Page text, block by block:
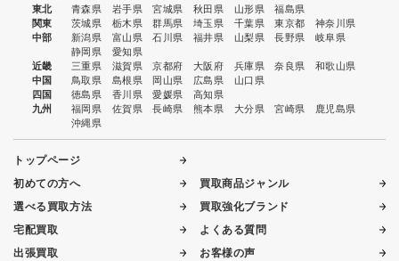
東北
青森県 岩手県 宮城県 秋田県 山形県
福島県
関東
茨城県 栃木県 群馬県 埼玉県 千葉県 東京都
神奈川県
中部
新潟県 富山県 石川県 福井県 山梨県 長野県
岐阜県
静岡県
愛知県
近畿
三重県 滋賀県 京都府 大阪府 兵庫県 奈良県
和歌山県
中国
鳥取県 島根県 岡山県 広島県
山口県
四国
徳島県 香川県 愛媛県
高知県
九州
福岡県 佐賀県 長崎県 熊本県 大分県 宮崎県
鹿児島県
沖縄県
トップページ
初めての方へ
選べる買取方法
宅配買取
出張買取
買取商品ジャンル
買取強化ブランド
よくある質問
お客様の声